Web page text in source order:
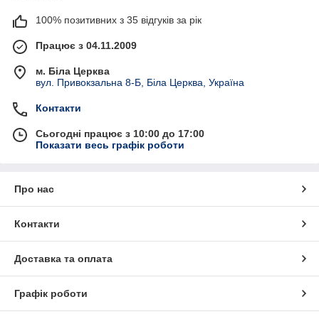
100% позитивних з 35 відгуків за рік
Працює з 04.11.2009
м. Біла Церква
вул. Привокзальна 8-Б, Біла Церква, Україна
Контакти
Сьогодні працює з 10:00 до 17:00
Показати весь графік роботи
Про нас
Контакти
Доставка та оплата
Графік роботи